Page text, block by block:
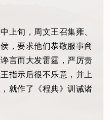
上旬，周文王召集雍、
，要求他们恭敬服事商
言而大发雷霆，严厉责
指示后很不乐意，并上
就作了《程典》训诫诸